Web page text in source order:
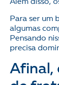
Além disso,
Para ser um
algumas
Pensando
precisa
Afinal,